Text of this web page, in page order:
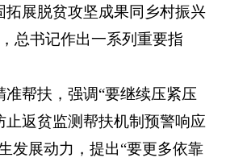
拓展脱贫攻坚成果同乡村振兴
总书记作出一系列重要指
准帮扶，强调“要继续压紧压
止返贫监测帮扶机制预警响应
发展动力，提出“要更多依靠